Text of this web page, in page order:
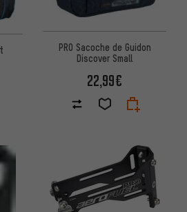
sur 5 d'après 2 avis
PRO Sacoche de Guidon
Discover Small
22,99€